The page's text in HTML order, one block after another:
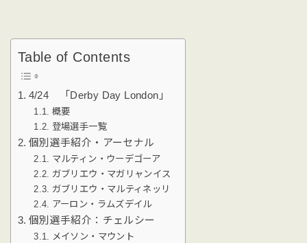
Table of Contents
4/24 「Derby Day London」
概要
登場選手一覧
個別選手紹介・アーセナル
マルティン・ウーデゴーア
ガブリエウ・マガリャンイス
ガブリエウ・マルティネッリ
アーロン・ラムズデイル
個別選手紹介：チェルシー
メイソン・マウント